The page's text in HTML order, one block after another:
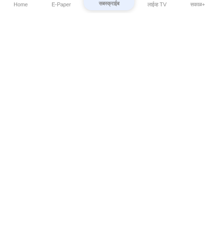
Home E-Paper सबस्क्राईब लाईव्ह TV सकाळ+